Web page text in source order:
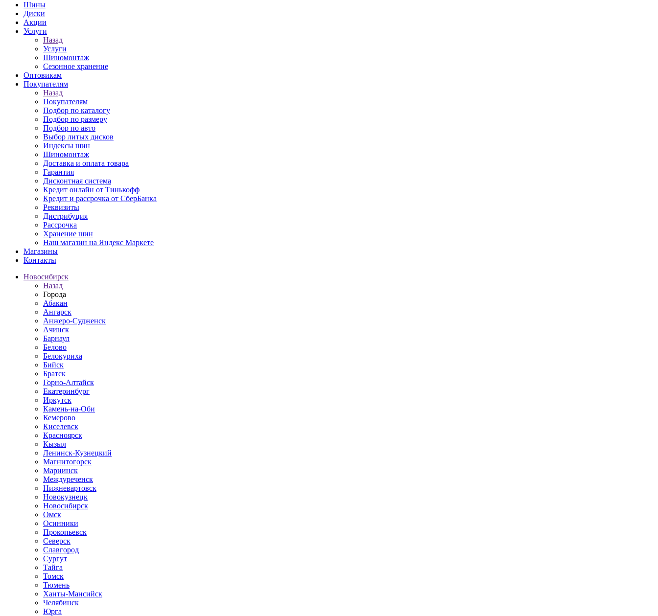
Шины
Диски
Акции
Услуги
Назад
Услуги
Шиномонтаж
Сезонное хранение
Оптовикам
Покупателям
Назад
Покупателям
Подбор по каталогу
Подбор по размеру
Подбор по авто
Выбор литых дисков
Индексы шин
Шиномонтаж
Доставка и оплата товара
Гарантия
Дисконтная система
Кредит онлайн от Тинькофф
Кредит и рассрочка от СберБанка
Реквизиты
Дистрибуция
Рассрочка
Хранение шин
Наш магазин на Яндекс Маркете
Магазины
Контакты
Новосибирск
Назад
Города
Абакан
Ангарск
Анжеро-Судженск
Ачинск
Барнаул
Белово
Белокуриха
Бийск
Братск
Горно-Алтайск
Екатеринбург
Иркутск
Камень-на-Оби
Кемерово
Киселевск
Красноярск
Кызыл
Ленинск-Кузнецкий
Магнитогорск
Мариинск
Междуреченск
Нижневартовск
Новокузнецк
Новосибирск
Омск
Осинники
Прокопьевск
Северск
Славгород
Сургут
Тайга
Томск
Тюмень
Ханты-Мансийск
Челябинск
Юрга